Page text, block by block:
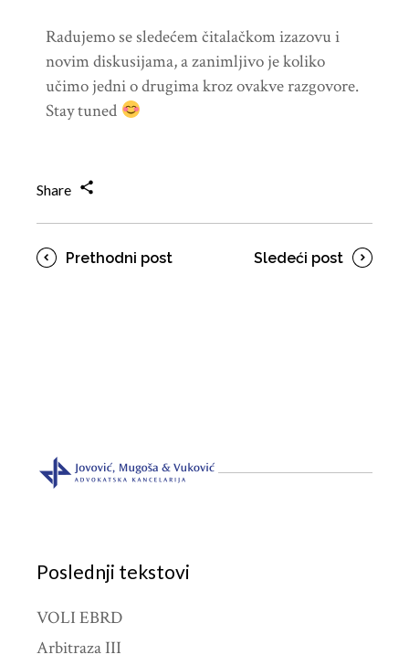
Radujemo se sledećem čitalačkom izazovu i
novim diskusijama, a zanimljivo je koliko
učimo jedni o drugima kroz ovakve razgovore.
Stay tuned
Share
Prethodni post Sledeći post
Poslednji tekstovi
VOLI EBRD
Arbitraza III